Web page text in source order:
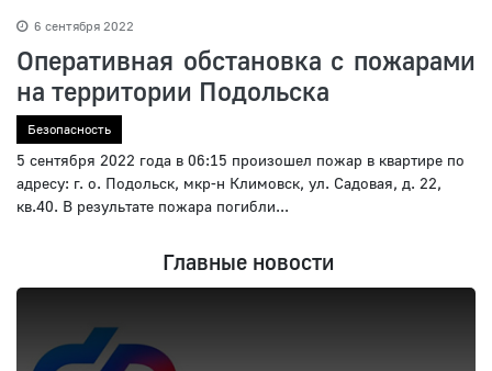
6 сентября 2022
Оперативная обстановка с пожарами
на территории Подольска
Безопасность
5 сентября 2022 года в 06:15 произошел пожар в квартире по
адресу: г. о. Подольск, мкр-н Климовск, ул. Садовая, д. 22,
кв.40. В результате пожара погибли...
Главные новости